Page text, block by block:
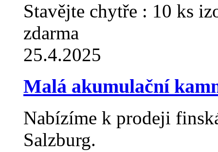
Stavějte chytře : 10 ks
zdarma
25.4.2025
Malá akumulační
Nabízíme k prodeji
Salzburg.